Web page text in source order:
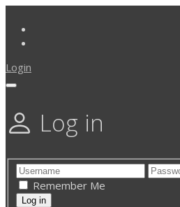
Login
Log in
Remember Me